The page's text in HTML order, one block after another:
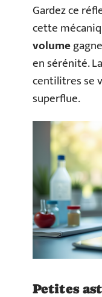
Gardez ce
cette
volume
en sérénité.
centilitres se
superflue.
Petites